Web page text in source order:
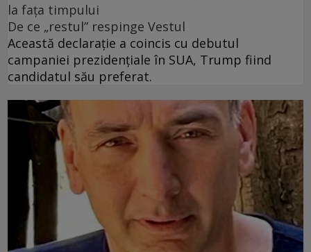
la fața timpului
De ce „restul” respinge Vestul
Această declarație a coincis cu debutul
campaniei prezidențiale în SUA, Trump fiind
candidatul său preferat.